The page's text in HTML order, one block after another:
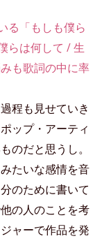
る「もしも僕ら
らは何して / 生
も歌詞の中に率
程も見せていき
ップ・アーティ
のだと思うし。
たいな感情を音
のために書いて
の人のことを考
ャーで作品を発